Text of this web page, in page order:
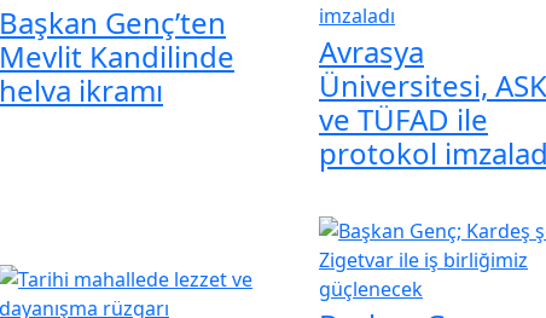
Başkan Genç’ten
Mevlit Kandilinde
helva ikramı
Avrasya
Üniversitesi,
ve TÜFAD ile
protokol